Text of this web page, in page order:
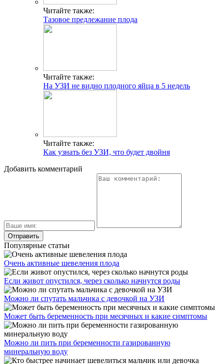
Читайте также:
Тазовое предлежание плода
Читайте также:
На УЗИ не видно плодного яйца в 5 недель
Читайте также:
Как узнать без УЗИ, что будет двойня
Добавить комментарий
Популярные статьи
Очень активные шевеления плода
Если живот опустился, через сколько начнутся роды
Можно ли спутать мальчика с девочкой на УЗИ
Может быть беременность при месячных и какие симптомы
Можно ли пить при беременности газированную
минеральную воду